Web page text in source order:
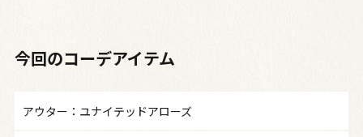
今回のコーデアイテム
アウター：ユナイテッドアローズ